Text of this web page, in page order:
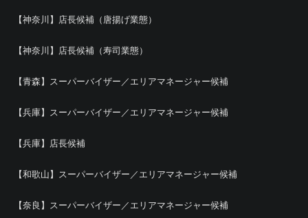
【神奈川】店長候補（唐揚げ業態）
【神奈川】店長候補（寿司業態）
【青森】スーパーバイザー／エリアマネージャー候補
【兵庫】スーパーバイザー／エリアマネージャー候補
【兵庫】店長候補
【和歌山】スーパーバイザー／エリアマネージャー候補
【奈良】スーパーバイザー／エリアマネージャー候補